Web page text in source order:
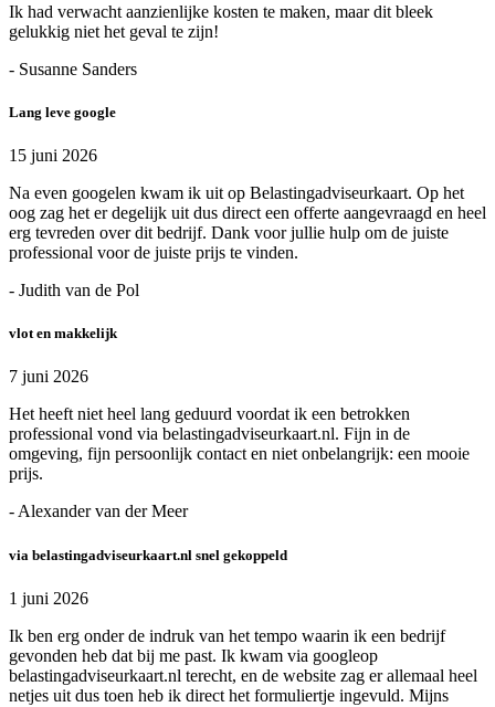
Ik had verwacht aanzienlijke kosten te maken, maar dit bleek
gelukkig niet het geval te zijn!
- Susanne Sanders
Lang leve google
15 juni 2026
Na even googelen kwam ik uit op Belastingadviseurkaart. Op het
oog zag het er degelijk uit dus direct een offerte aangevraagd en heel
erg tevreden over dit bedrijf. Dank voor jullie hulp om de juiste
professional voor de juiste prijs te vinden.
- Judith van de Pol
vlot en makkelijk
7 juni 2026
Het heeft niet heel lang geduurd voordat ik een betrokken
professional vond via belastingadviseurkaart.nl. Fijn in de
omgeving, fijn persoonlijk contact en niet onbelangrijk: een mooie
prijs.
- Alexander van der Meer
via belastingadviseurkaart.nl snel gekoppeld
1 juni 2026
Ik ben erg onder de indruk van het tempo waarin ik een bedrijf
gevonden heb dat bij me past. Ik kwam via googleop
belastingadviseurkaart.nl terecht, en de website zag er allemaal heel
netjes uit dus toen heb ik direct het formuliertje ingevuld. Mijns